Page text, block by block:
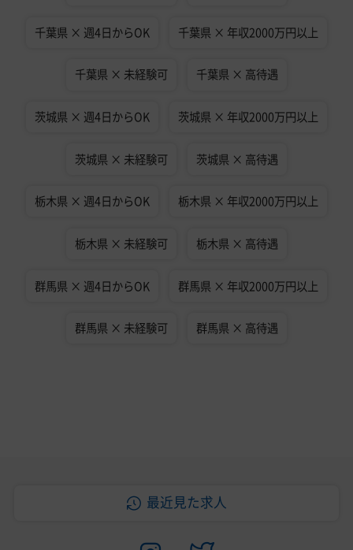
千葉県 × 週4日からOK 千葉県 × 年収2000万円以上
千葉県 × 未経験可 千葉県 × 高待遇
茨城県 × 週4日からOK 茨城県 × 年収2000万円以上
茨城県 × 未経験可 茨城県 × 高待遇
栃木県 × 週4日からOK 栃木県 × 年収2000万円以上
栃木県 × 未経験可 栃木県 × 高待遇
群馬県 × 週4日からOK 群馬県 × 年収2000万円以上
群馬県 × 未経験可 群馬県 × 高待遇
最近見た求人